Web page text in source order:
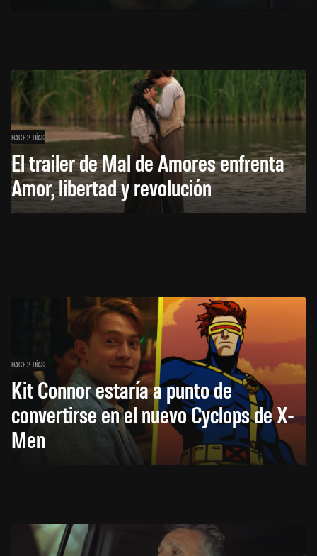
HACE 2 DÍAS
El trailer de Mal de Amores enfrenta
Amor, libertad y revolución
HACE 2 DÍAS
Kit Connor estaría a punto de
convertirse en el nuevo Cyclops de X-
Men